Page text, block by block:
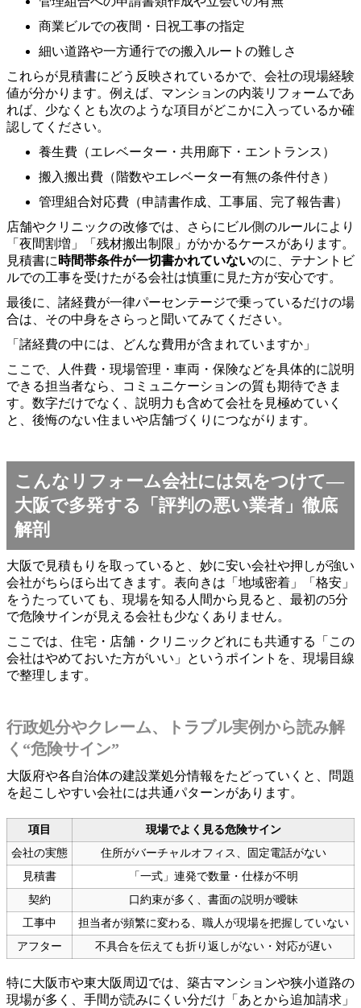
商業ビルでの夜間・日祝工事の指定
細い道路や一方通行での搬入ルートの難しさ
これらが見積書にどう反映されているかで、会社の現場経験
値が分かります。例えば、マンションの内装リフォームであ
れば、少なくとも次のような項目がどこかに入っているか確
認してください。
養生費（エレベーター・共用廊下・エントランス）
搬入搬出費（階数やエレベーター有無の条件付き）
管理組合対応費（申請書作成、工事届、完了報告書）
店舗やクリニックの改修では、さらにビル側のルールにより
「夜間割増」「残材搬出制限」がかかるケースがあります。
見積書に 時間帯条件が一切書かれていないのに、テナントビ
ルでの工事を受けたがる会社は慎重に見た方が安心です。
最後に、諸経費が一律パーセンテージで乗っているだけの場
合は、その中身をさらっと聞いてみてください。
「諸経費の中には、どんな費用が含まれていますか」
ここで、人件費・現場管理・車両・保険などを具体的に説明
できる担当者なら、コミュニケーションの質も期待できま
す。数字だけでなく、説明力も含めて会社を見極めていく
と、後悔のない住まいや店舗づくりにつながります。
こんなリフォーム会社には気をつけて―
大阪で多発する「評判の悪い業者」徹底
解剖
大阪で見積もりを取っていると、妙に安い会社や押しが強い
会社がちらほら出てきます。表向きは「地域密着」「格安」
をうたっていても、現場を知る人間から見ると、最初の5分
で危険サインが見える会社も少なくありません。
ここでは、住宅・店舗・クリニックどれにも共通する「この
会社はやめておいた方がいい」というポイントを、現場目線
で整理します。
行政処分やクレーム、トラブル実例から読み解
く“危険サイン”
大阪府や各自治体の建設業処分情報をたどっていくと、問題
を起こしやすい会社には共通パターンがあります。
項目
現場でよく見る危険サイン
会社の実態
住所がバーチャルオフィス、固定電話がない
見積書
「一式」連発で数量・仕様が不明
契約
口約束が多く、書面の説明が曖昧
工事中
担当者が頻繁に変わる、職人が現場を把握していない
アフター
不具合を伝えても折り返しがない・対応が遅い
特に大阪市や東大阪周辺では、築古マンションや狭小道路の
現場が多く、手間が読みにくい分だけ「あとから追加請求」